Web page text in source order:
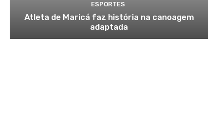
ESPORTES
Atleta de Maricá faz história na canoagem
adaptada